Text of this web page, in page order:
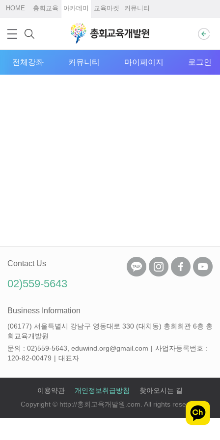
HOME 총회교육 아카데미 교육마켓 커뮤니티
전체강좌 커뮤니티 마이페이지 로그인
Contact Us
02)559-5643
Business Information
(06177) 서울특별시 강남구 영동대로 330 (대치동) 총회회관 6층 총
회교육개발원
문의 : 02)559-5643, eduwind.org@gmail.com | 사업자등록번호 :
120-82-00479 | 대표자
이용약관 개인정보취급방침
찾아오시는 길
Copyright © http://총회교육개발원.com. All rights reserved